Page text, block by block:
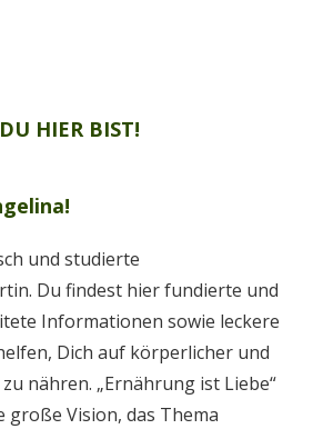
HIER BIST!
und studierte
Du findest hier fundierte und
Informationen sowie leckere
Dich auf körperlicher und
nähren. „Ernährung ist Liebe“
Vision, das Thema